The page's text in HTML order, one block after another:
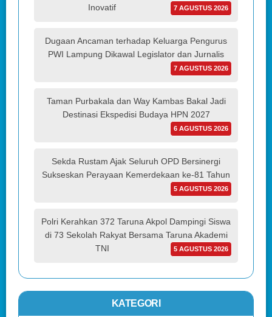
Inovatif
7 AGUSTUS 2026
Dugaan Ancaman terhadap Keluarga Pengurus
PWI Lampung Dikawal Legislator dan Jurnalis
7 AGUSTUS 2026
Taman Purbakala dan Way Kambas Bakal Jadi
Destinasi Ekspedisi Budaya HPN 2027
6 AGUSTUS 2026
Sekda Rustam Ajak Seluruh OPD Bersinergi
Sukseskan Perayaan Kemerdekaan ke-81 Tahun
5 AGUSTUS 2026
Polri Kerahkan 372 Taruna Akpol Dampingi Siswa
di 73 Sekolah Rakyat Bersama Taruna Akademi
TNI
5 AGUSTUS 2026
KATEGORI